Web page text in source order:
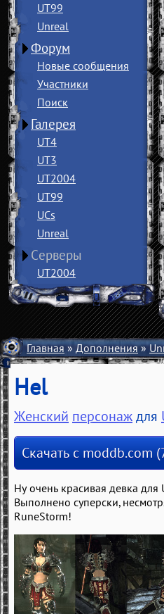
UT99
Unreal
Форум
Новые сообщения
Участники
Поиск
Галерея
UT4
UT3
UT2004
UT99
UCs
Unreal
Серверы
UT2004
Главная»Дополнения»
Hel
Женский персонаждля
Скачать с moddb.com
Ну очень красивая девка
Выполнено суперски,
RuneStorm!